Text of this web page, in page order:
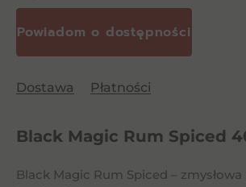
Dostawa Płatności
Black Magic Rum Spiced
Black Magic Rum Spiced –